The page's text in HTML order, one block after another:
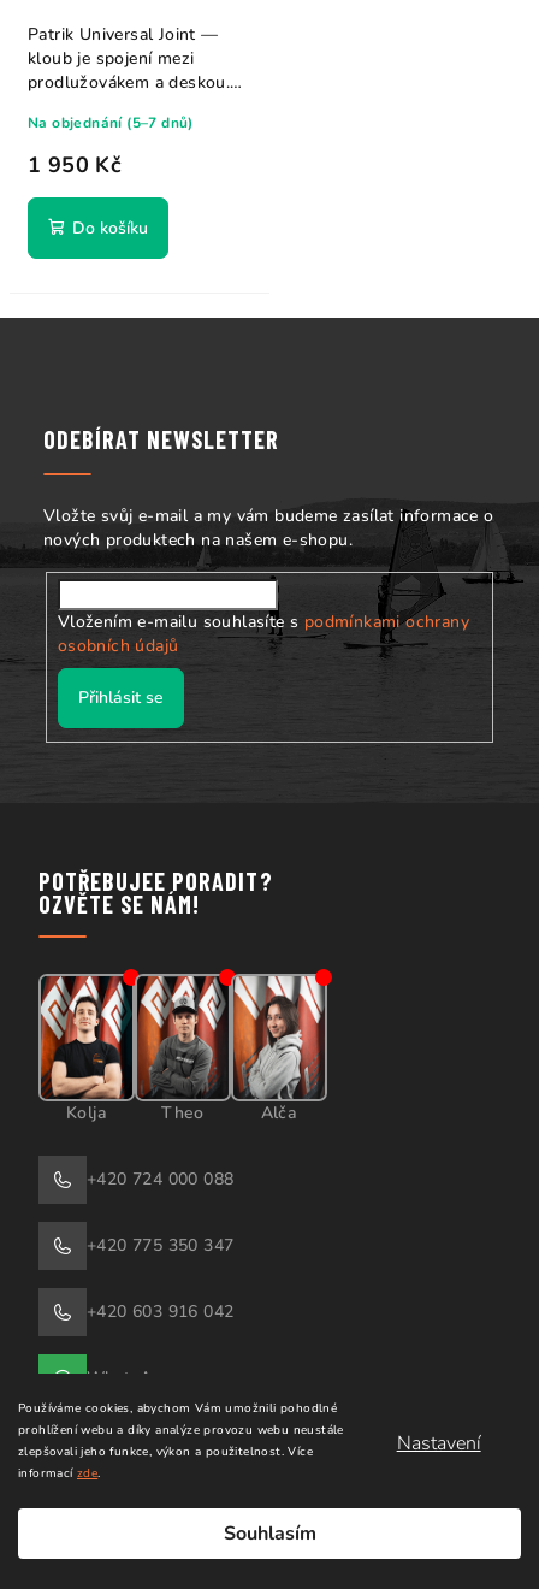
Používáme cookies, abychom Vám umožnili pohodlné
prohlížení webu a díky analýze provozu webu neustále
zlepšovali jeho funkce, výkon a použitelnost.Více
informacízde.
Nastavení
Souhlasím
1 950 Kč
Na objednání (5–7 dnů)
Do košíku
Patrik Universal Joint —
kloub je spojení mezi
prodlužovákem a deskou.
ODEBÍRAT NEWSLETTER
Vložte svůj e-mail a my vám budeme zasílat informace o
nových produktech na našem e-shopu.
Vložením e-mailu souhlasíte s podmínkami ochrany
osobních údajů
Přihlásit se
POTŘEBUJEE PORADIT?
OZVĚTE SE NÁM!
Kolja Theo Alča
+420 724 000 088
+420 775 350 347
+420 603 916 042
WhatsApp
windsurfingkarlin@email.cz